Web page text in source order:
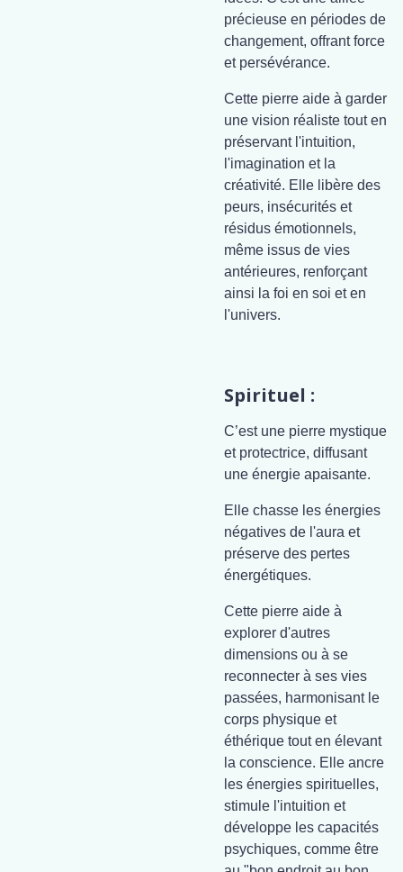
précieuse en périodes de
changement, offrant force
et persévérance.
Cette pierre aide à garder
une vision réaliste tout en
préservant l'intuition,
l'imagination et la
créativité. Elle libère des
peurs, insécurités et
résidus émotionnels,
même issus de vies
antérieures, renforçant
ainsi la foi en soi et en
l'univers.
Spirituel :
C’est une pierre mystique
et protectrice, diffusant
une énergie apaisante.
Elle chasse les énergies
négatives de l'aura et
préserve des pertes
énergétiques.
Cette pierre aide à
explorer d'autres
dimensions ou à se
reconnecter à ses vies
passées, harmonisant le
corps physique et
éthérique tout en élevant
la conscience. Elle ancre
les énergies spirituelles,
stimule l'intuition et
développe les capacités
psychiques, comme être